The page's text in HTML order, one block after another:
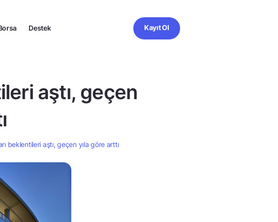
Destek Kayıt Ol
aştı, geçen
beklentileri aştı, geçen yıla göre arttı